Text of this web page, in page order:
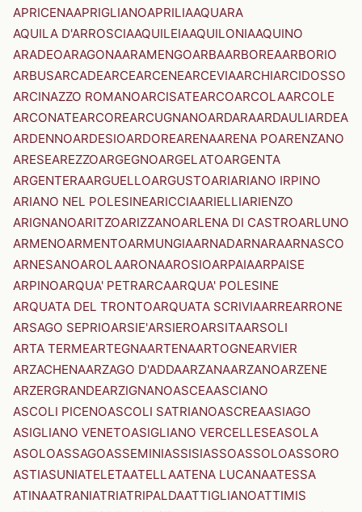
APRICENAAPRIGLIANOAPRILIAAQUARA
AQUILA D'ARROSCIAAQUILEIAAQUILONIAAQUINO
ARADEOARAGONAARAMENGOARBAARBOREAARBORIO
ARBUSARCADEARCEARCENEARCEVIAARCHIARCIDOSSO
ARCINAZZO ROMANOARCISATEARCOARCOLAARCOLE
ARCONATEARCOREARCUGNANOARDARAARDAULIARDEA
ARDENNOARDESIOARDOREARENAARENA POARENZANO
ARESEAREZZOARGEGNOARGELATOARGENTA
ARGENTERAARGUELLOARGUSTOARIARIANO IRPINO
ARIANO NEL POLESINEARICCIAARIELLIARIENZO
ARIGNANOARITZOARIZZANOARLENA DI CASTROARLUNO
ARMENOARMENTOARMUNGIAARNADARNARAARNASCO
ARNESANOAROLAARONAAROSIOARPAIAARPAISE
ARPINOARQUA' PETRARCAARQUA' POLESINE
ARQUATA DEL TRONTOARQUATA SCRIVIAARREARRONE
ARSAGO SEPRIOARSIE'ARSIEROARSITAARSOLI
ARTA TERMEARTEGNAARTENAARTOGNEARVIER
ARZACHENAARZAGO D'ADDAARZANAARZANOARZENE
ARZERGRANDEARZIGNANOASCEAASCIANO
ASCOLI PICENOASCOLI SATRIANOASCREAASIAGO
ASIGLIANO VENETOASIGLIANO VERCELLESEASOLA
ASOLOASSAGOASSEMINIASSISIASSOASSOLOASSORO
ASTIASUNIATELETAATELLAATENA LUCANAATESSA
ATINAATRANIATRIATRIPALDAATTIGLIANOATTIMIS